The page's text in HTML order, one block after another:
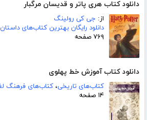
دانلود کتاب هری پاتر و قدیسان مرگبار
از: جی کی رولینگ
دانلود رایگان بهترین کتاب‌های داستان
۷۶۹ صفحه
دانلود کتاب آموزش خط پهلوی
کتاب‌های تاریخی، کتاب‌های فرهنگ
۱۴ صفحه